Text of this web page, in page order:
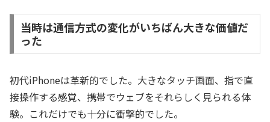
当時は通信方式の変化がいちばん大きな価値だ
った
初代iPhoneは革新的でした。大きなタッチ画面、指で直
接操作する感覚、携帯でウェブをそれらしく見られる体
験。これだけでも十分に衝撃的でした。